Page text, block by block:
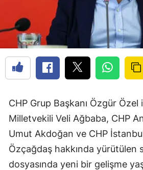
CHP Grup Başkanı Özgür Özel
Milletvekili Veli Ağbaba, CHP
Umut Akdoğan ve CHP
Özçağdaş hakkında yürütülen
dosyasında yeni bir gelişme